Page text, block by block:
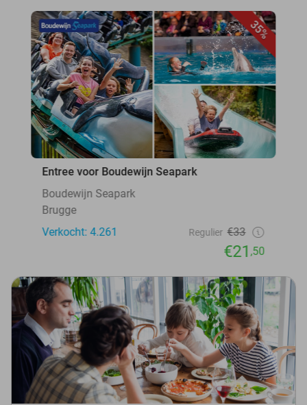
35%
Entree voor Boudewijn Seapark
Boudewijn Seapark
Brugge
Verkocht: 4.261
Regulier €33
€21,50